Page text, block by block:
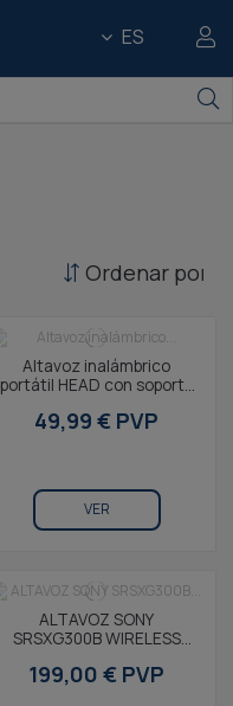
ES
Ordenar por
Altavoz inalámbrico
portátil HEAD con soporte
Llamadas, TWS,...
49,99 € PVP
VER
ALTAVOZ SONY
SRSXG300B WIRELESS
199,00 € PVP